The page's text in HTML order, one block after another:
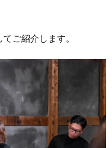
ご紹介します。